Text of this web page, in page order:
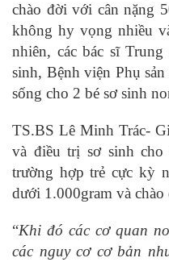
chào đời với cân nặng
không hy vọng nhiều
nhiên, các bác sĩ
sinh, Bệnh viện Phụ
sống cho 2 bé sơ sinh
TS.BS Lê Minh Trác-
và điều trị sơ sinh cho
trường hợp trẻ cực kỳ
dưới 1.000gram và
“Khi đó các cơ quan
các nguy cơ cơ bản